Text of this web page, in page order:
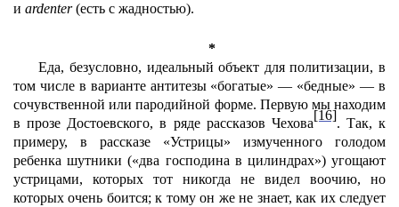
и ardenter(есть с жадностью).
*
Еда, безусловно, идеальный объект для политизации, в
том числе в варианте антитезы «богатые» — «бедные» — в
сочувственной или пародийной форме. Первую мы находим
в прозе Достоевского, в ряде рассказов Чехова
[16]
. Так, к
примеру, в рассказе «Устрицы» измученного голодом
ребенка шутники («два господина в цилиндрах») угощают
устрицами, которых тот никогда не видел воочию, но
которых очень боится; к тому он же не знает, как их следует